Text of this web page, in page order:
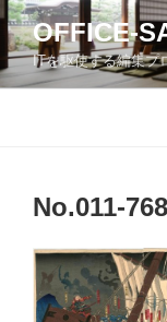
コ
ン
テ
ン
OFFICE-
ITを駆使する編集プ
No.011-